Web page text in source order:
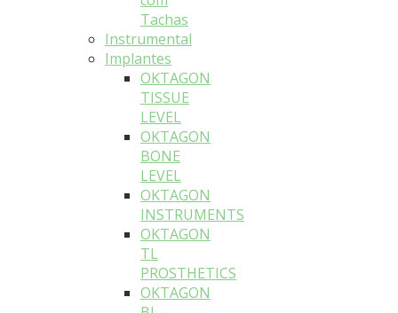
Tachas
Instrumental
Implantes
OKTAGON
TISSUE
LEVEL
OKTAGON
BONE
LEVEL
OKTAGON
INSTRUMENTS
OKTAGON
TL
PROSTHETICS
OKTAGON